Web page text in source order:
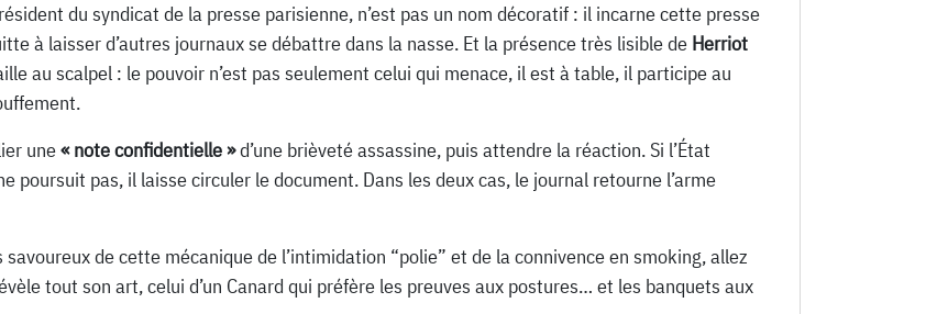
du syndicat de la presse parisienne, n’est pas un nom décoratif : il incarne cette presse
à laisser d’autres journaux se débattre dans la nasse. Et la présence très lisible de Herriot
au scalpel : le pouvoir n’est pas seulement celui qui menace, il est à table, il participe au
une« note confidentielle »d’une brièveté assassine, puis attendre la réaction. Si l’État
poursuit pas, il laisse circuler le document. Dans les deux cas, le journal retourne l’arme
de cette mécanique de l’intimidation “polie” et de la connivence en smoking, allez
tout son art, celui d’un Canard qui préfère les preuves aux postures… et les banquets aux